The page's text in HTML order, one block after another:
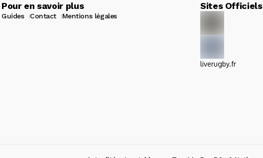
Pour en savoir plus
Guides Contact Mentions légales
Sites Officiels
liverugby.fr